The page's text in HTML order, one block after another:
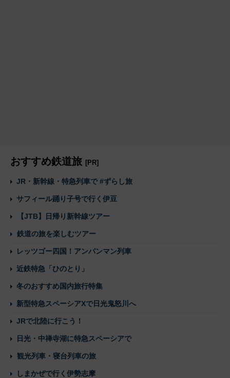
おすすめ鉄道旅 [PR]
JR・新幹線・特急列車で #ずらし旅
サフィール踊り子号で行く伊豆
【JTB】日帰り新幹線ツアー
鉄道の旅を楽しむツアー
レッツゴー四国！アンパンマン列車
近鉄特急「ひのとり」
冬のおすすめ国内旅行特集
新型特急スペーシアXで日光鬼怒川へ
JRで北陸に行こう！
日光・中禅寺湖に特急スペーシアで
観光列車・寝台列車の旅
しまかぜで行く伊勢志摩